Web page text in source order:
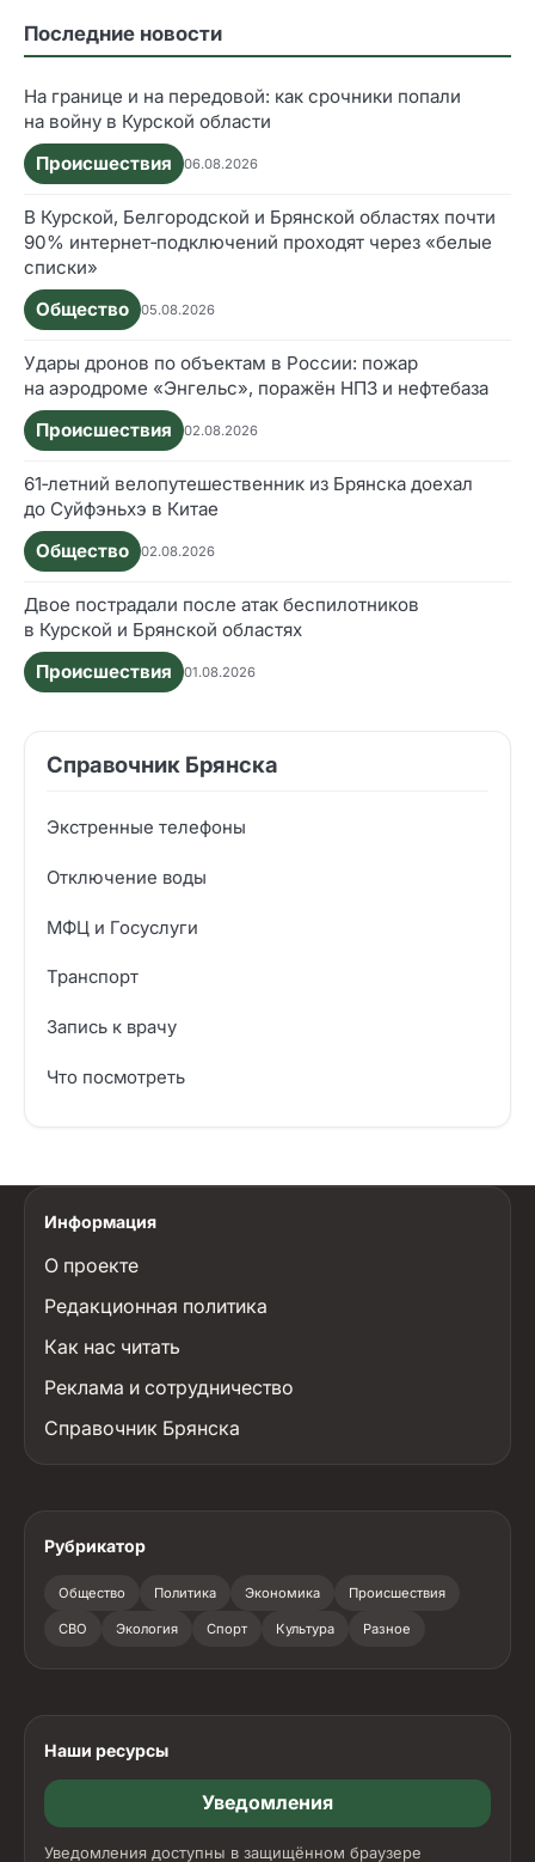
Последние новости
На границе и на передовой: как срочники попали
на войну в Курской области
Происшествия
06.08.2026
В Курской, Белгородской и Брянской областях почти
90% интернет‑подключений проходят через «белые
списки»
Общество
05.08.2026
Удары дронов по объектам в России: пожар
на аэродроме «Энгельс», поражён НПЗ и нефтебаза
Происшествия
02.08.2026
61‑летний велопутешественник из Брянска доехал
до Суйфэньхэ в Китае
Общество
02.08.2026
Двое пострадали после атак беспилотников
в Курской и Брянской областях
Происшествия
01.08.2026
Справочник Брянска
Экстренные телефоны
Отключение воды
МФЦ и Госуслуги
Транспорт
Запись к врачу
Что посмотреть
Информация
О проекте
Редакционная политика
Как нас читать
Реклама и сотрудничество
Справочник Брянска
Рубрикатор
Общество Политика Экономика Происшествия
СВО Экология Спорт Культура Разное
Наши ресурсы
Уведомления
Уведомления доступны в защищённом браузере